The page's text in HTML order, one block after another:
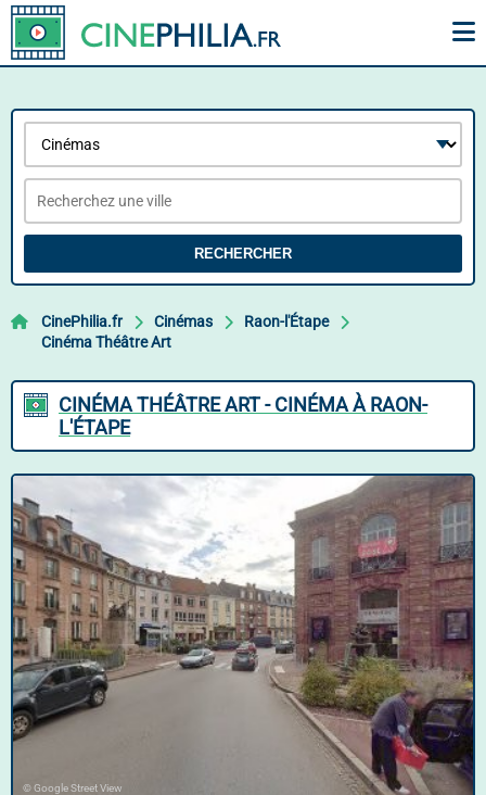
RECHERCHER
CinePhilia.fr Cinémas
Raon-l'Étape
Cinéma Théâtre Art
CINÉMA THÉÂTRE ART - CINÉMA À RAON-
L'ÉTAPE
© Google Street View